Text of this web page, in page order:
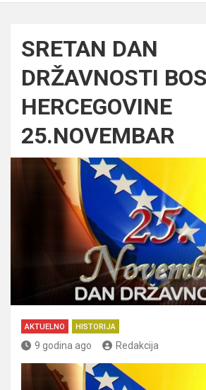
SRETAN DAN
DRŽAVNOSTI
HERCEGOVINE
25.NOVEMBAR
AKTUELNO HISTORIJA
9 godina ago Redakcija